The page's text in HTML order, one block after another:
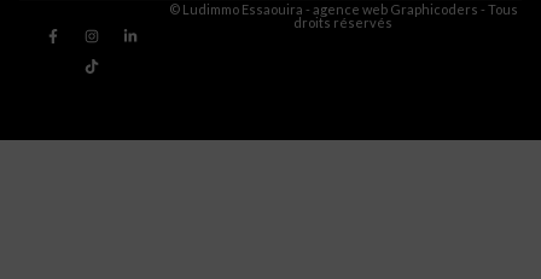
© Ludimmo Essaouira - agence web Graphicoders - Tous
droits réservés